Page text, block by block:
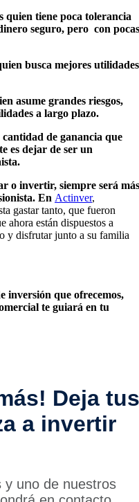
quien tiene poca tolerancia
seguro, pero con pocas
busca mejores utilidades
asume grandes riesgos,
a largo plazo.
de ganancia que
es dejar de ser un
o invertir, siempre será más
En Actinver,
gastar tanto, que fueron
ahora están dispuestos a
y disfrutar junto a su familia
inversión que ofrecemos,
te guiará en tu
Deja tus
a invertir
y uno de nuestros